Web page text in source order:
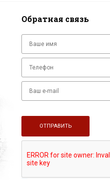
Обратная связь